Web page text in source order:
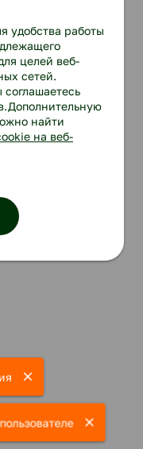
удобства работы
целей веб-
сетей.
найти
на веб-